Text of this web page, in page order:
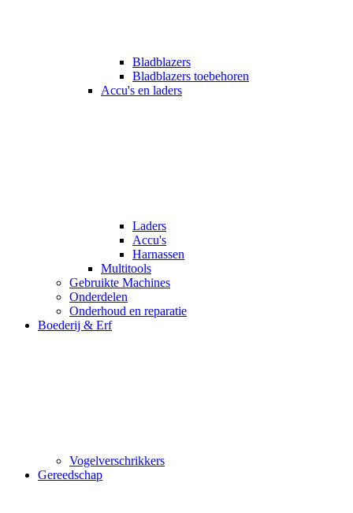
Bladblazers
Bladblazers toebehoren
Accu's en laders
Laders
Accu's
Harnassen
Multitools
Gebruikte Machines
Onderdelen
Onderhoud en reparatie
Boederij & Erf
Vogelverschrikkers
Gereedschap